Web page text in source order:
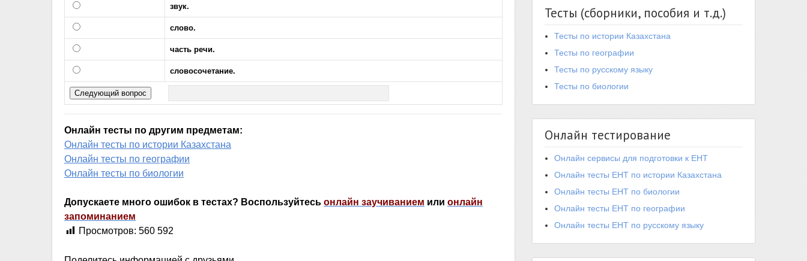
звук.
слово.
часть речи.
словосочетание.
Онлайн тесты по другим предметам:
Онлайн тесты по истории Казахстана
Онлайн тесты по географии
Онлайн тесты по биологии
Допускаете много ошибок в тестах? Воспользуйтесь онлайн заучиванием или онлайн
запоминанием
Просмотров: 560 592
Тесты (сборники, пособия и т.д.)
Тесты по истории Казахстана
Тесты по географии
Тесты по русскому языку
Тесты по биологии
Онлайн тестирование
Онлайн сервисы для подготовки к ЕНТ
Онлайн тесты ЕНТ по истории Казахстана
Онлайн тесты ЕНТ по биологии
Онлайн тесты ЕНТ по географии
Онлайн тесты ЕНТ по русскому языку